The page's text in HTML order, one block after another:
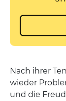
Nach ihrer
wieder
und die